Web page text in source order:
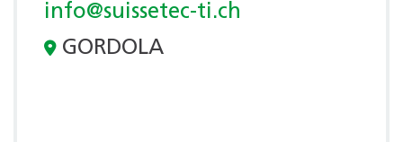
info@suissetec-ti.ch
GORDOLA